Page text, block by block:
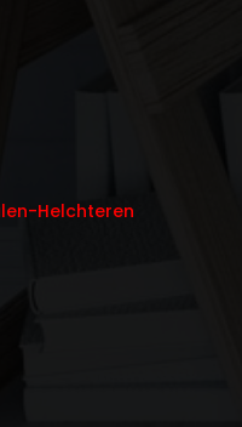
Helchteren